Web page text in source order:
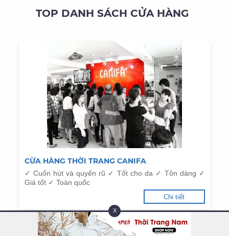
TOP DANH SÁCH CỬA HÀNG
CỪA HÀNG THỜI TRANG CANIFA
✓ Cuốn hút và quyến rũ ✓ Tốt cho da ✓ Tôn dáng ✓
Giá tốt ✓ Toàn quốc
Chi tiết
X